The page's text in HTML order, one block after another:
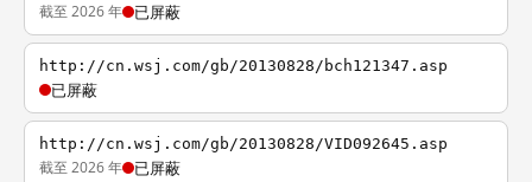
截至 2026 年 已屏蔽
http://cn.wsj.com/gb/20130828/bch121347.asp
已屏蔽
http://cn.wsj.com/gb/20130828/VID092645.asp
截至 2026 年 已屏蔽